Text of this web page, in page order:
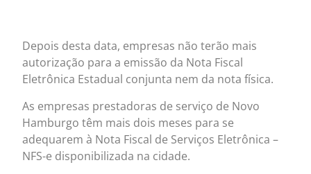
Depois desta data, empresas não terão mais
autorização para a emissão da Nota Fiscal
Eletrônica Estadual conjunta nem da nota física.
As empresas prestadoras de serviço de Novo
Hamburgo têm mais dois meses para se
adequarem à Nota Fiscal de Serviços Eletrônica –
NFS-e disponibilizada na cidade.